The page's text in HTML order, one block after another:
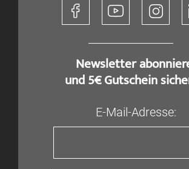
Newsletter
und 5€ Gutschein
E-Mail-Adresse: